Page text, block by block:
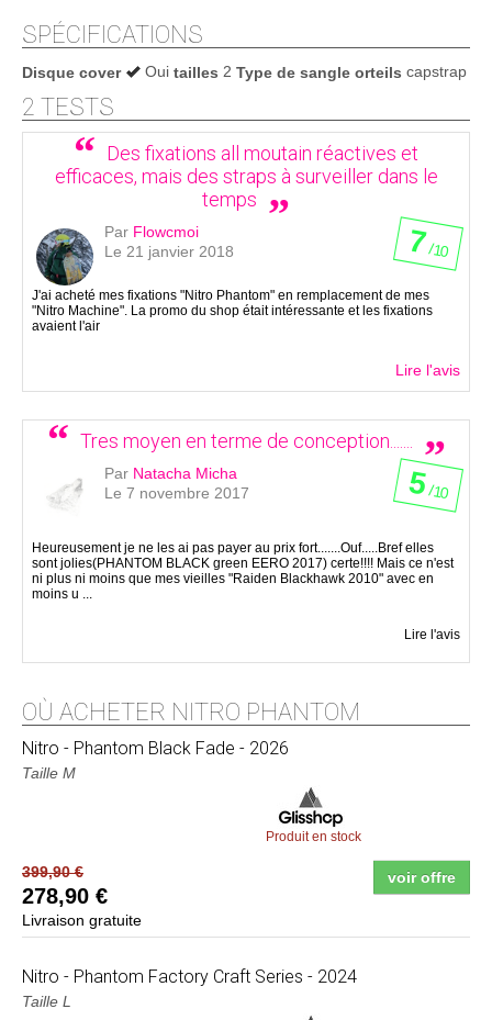
SPÉCIFICATIONS
Disque cover Oui tailles 2 Type de sangle orteils capstrap
2 TESTS
Des fixations all moutain réactives et
efficaces, mais des straps à surveiller dans le
temps
7/ 10
Par Flowcmoi
Le 21 janvier 2018
J'ai acheté mes fixations "Nitro Phantom" en remplacement de mes
"Nitro Machine". La promo du shop était intéressante et les fixations
avaient l'air
Lire l'avis
Tres moyen en terme de conception.......
5/ 10
Par Natacha Micha
Le 7 novembre 2017
Heureusement je ne les ai pas payer au prix fort.......Ouf.....Bref elles
sont jolies(PHANTOM BLACK green EERO 2017) certe!!!! Mais ce n'est
ni plus ni moins que mes vieilles "Raiden Blackhawk 2010" avec en
moins u ...
Lire l'avis
OÙ ACHETER NITRO PHANTOM
Nitro - Phantom Black Fade - 2026
Taille M
Produit en stock
399,90 €
278,90 €
Livraison gratuite
voir offre
Nitro - Phantom Factory Craft Series - 2024
Taille L